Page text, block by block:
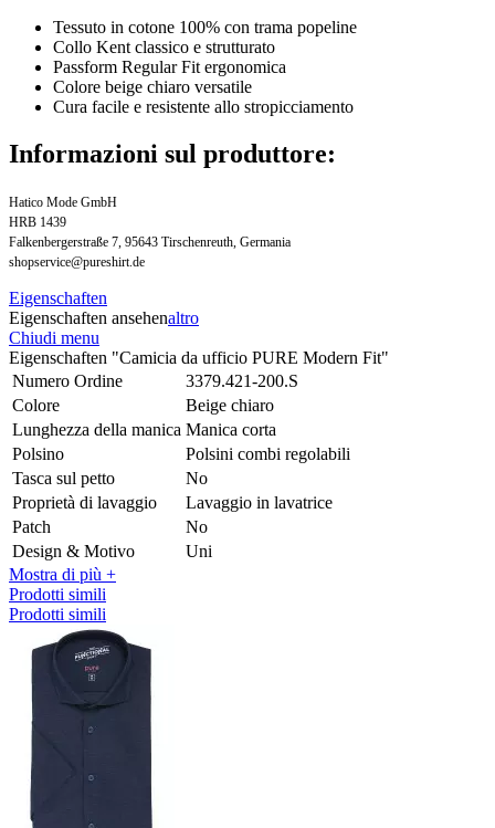
Tessuto in cotone 100% con trama popeline
Collo Kent classico e strutturato
Passform Regular Fit ergonomica
Colore beige chiaro versatile
Cura facile e resistente allo stropicciamento
Informazioni sul produttore:
Hatico Mode GmbH
HRB 1439
Falkenbergerstraße 7, 95643 Tirschenreuth, Germania
shopservice@pureshirt.de
Eigenschaften
Eigenschaften ansehenaltro
Chiudi menu
Eigenschaften "Camicia da ufficio PURE Modern Fit"
Numero Ordine
3379.421-200.S
Colore
Beige chiaro
Lunghezza della manica Manica corta
Polsino
Polsini combi regolabili
Tasca sul petto
No
Proprietà di lavaggio
Lavaggio in lavatrice
Patch
No
Design & Motivo
Uni
Mostra di più +
Prodotti simili
Prodotti simili